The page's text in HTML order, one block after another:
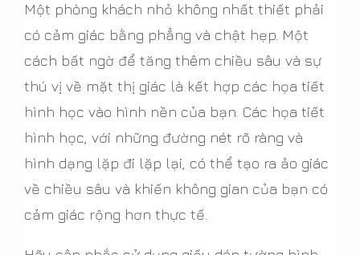
Một phòng khách nhỏ không nhất thiết phải
có cảm giác bằng phẳng và chật hẹp. Một
cách bất ngờ để tăng thêm chiều sâu và sự
thú vị về mặt thị giác là kết hợp các họa tiết
hình học vào hình nền của bạn. Các họa tiết
hình học, với những đường nét rõ ràng và
hình dạng lặp đi lặp lại, có thể tạo ra ảo giác
về chiều sâu và khiến không gian của bạn có
cảm giác rộng hơn thực tế.